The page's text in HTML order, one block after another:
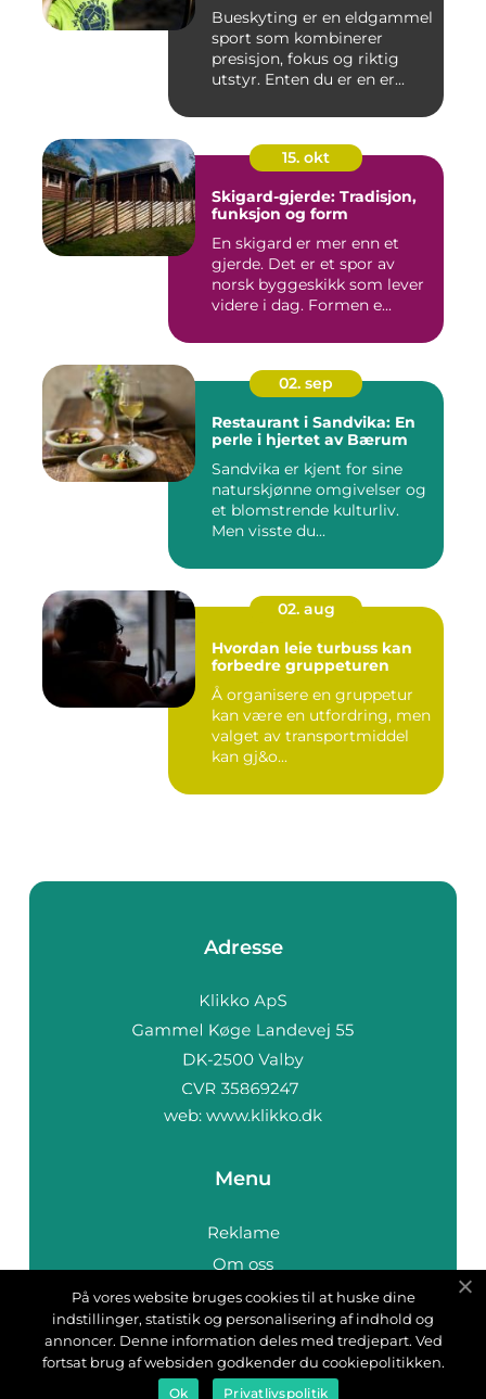
Bueskyting er en eldgammel
sport som kombinerer
presisjon, fokus og riktig
utstyr. Enten du er en er...
15. okt
Skigard-gjerde: Tradisjon,
funksjon og form
En skigard er mer enn et
gjerde. Det er et spor av
norsk byggeskikk som lever
videre i dag. Formen e...
02. sep
Restaurant i Sandvika: En
perle i hjertet av Bærum
Sandvika er kjent for sine
naturskjønne omgivelser og
et blomstrende kulturliv.
Men visste du...
02. aug
Hvordan leie turbuss kan
forbedre gruppeturen
Å organisere en gruppetur
kan være en utfordring, men
valget av transportmiddel
kan gj&o...
Adresse
web: www.klikko.dk
Menu
Reklame
Om oss
Cookies
Kontakt Oss
Sitemap
På vores website bruges cookies til at huske dine
indstillinger, statistik og personalisering af indhold og
annoncer. Denne information deles med tredjepart. Ved
fortsat brug af websiden godkender du cookiepolitikken.
Ok Privatlivspolitik